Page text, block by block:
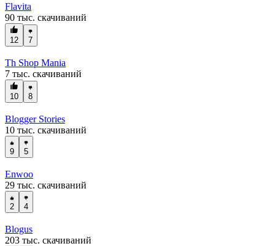
Flavita
90 тыс. скачиваний
12 7
Th Shop Mania
7 тыс. скачиваний
10 8
Blogger Stories
10 тыс. скачиваний
9 5
Enwoo
29 тыс. скачиваний
2 4
Blogus
203 тыс. скачиваний